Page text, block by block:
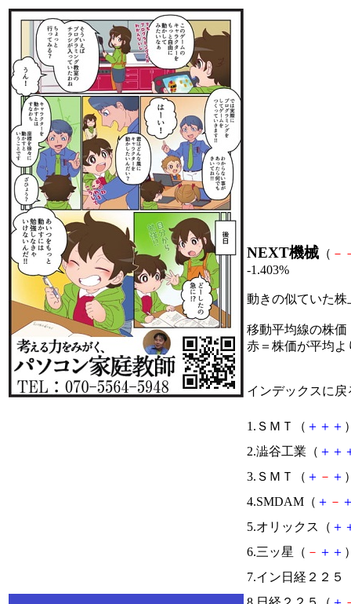
NEXT機械 （ －
-1.403%
動きの似ていた
移動平均線の株価
赤＝株価が平均
インデックスに戻
1.ＳＭＴ（ ＋ ＋ ＋
2.澁谷工業（ ＋ ＋
3.ＳＭＴ（ ＋ － ＋
4.SMDAM（ ＋ －
5.オリックス（ ＋
6.三ッ星（ － ＋ ＋
7.イン日経２２５